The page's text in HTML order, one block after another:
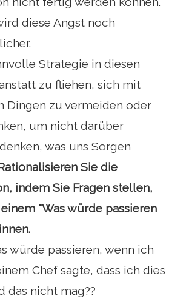
diese Angst noch
Strategie in diesen
zu fliehen, sich mit
Dingen zu vermeiden oder
um nicht darüber
was uns Sorgen
Sie die
indem Sie Fragen stellen,
"Was würde passieren
würde passieren, wenn ich
Chef sagte, dass ich dies
das nicht mag??